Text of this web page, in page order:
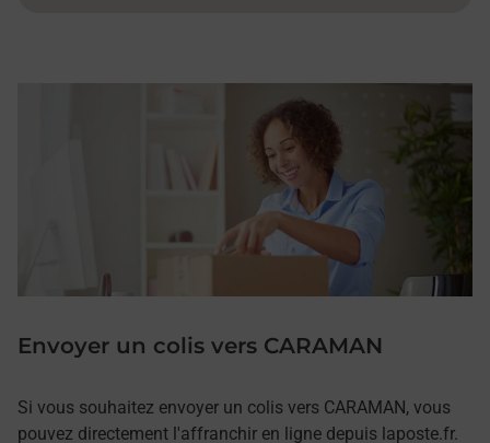
Envoyer un colis vers CARAMAN
Si vous souhaitez envoyer un colis vers CARAMAN, vous
pouvez directement l'affranchir en ligne depuis laposte.fr.